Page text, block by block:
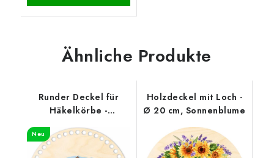
Ähnliche Produkte
Runder Deckel für
Häkelkörbe -
Neu
Holzdeckel mit Loch -
Ø 20 cm, Sonnenblume